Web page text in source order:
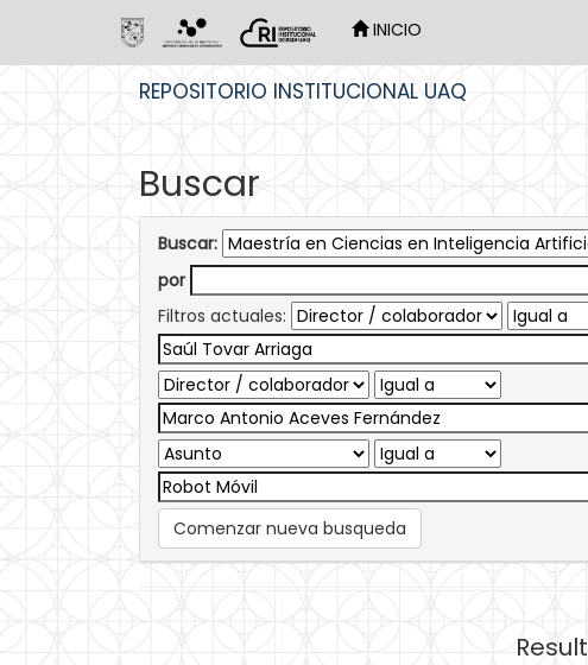
INICIO
REPOSITORIO INSTITUCIONAL UAQ
Buscar
Buscar:
por
Filtros actuales:
Comenzar nueva busqueda